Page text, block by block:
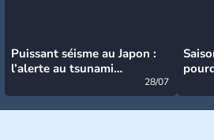
Puissant séisme au Japon :
l’alerte au tsunami
28/07